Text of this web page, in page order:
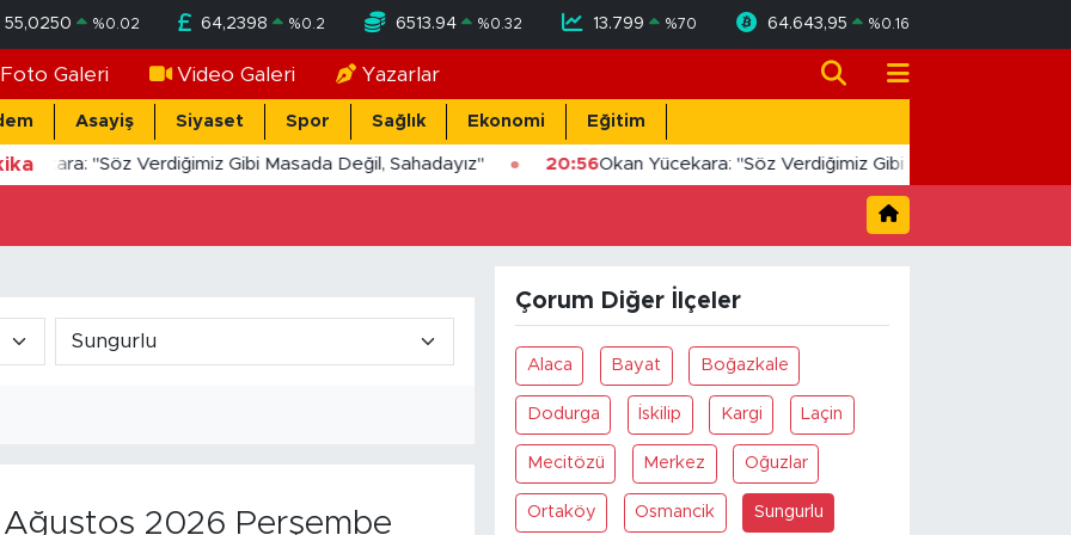
55,0250 %0.02 64,2398 %0.2 6513.94 %0.32 13.799 %70 64.643,95 %0.16
Foto Galeri Video Galeri Yazarlar
Asayiş Siyaset Spor Sağlık Ekonomi Eğitim
"Söz Verdiğimiz Gibi Masada Değil, Sahadayız" 20:56Okan Yücekara: "Söz Verdiğimiz Gibi Masada Değil,
2026 Perşembe
Çorum Diğer İlçeler
Alaca Bayat Boğazkale
Dodurga İskilip Kargi Laçin
Mecitözü Merkez Oğuzlar
Ortaköy Osmancik Sungurlu